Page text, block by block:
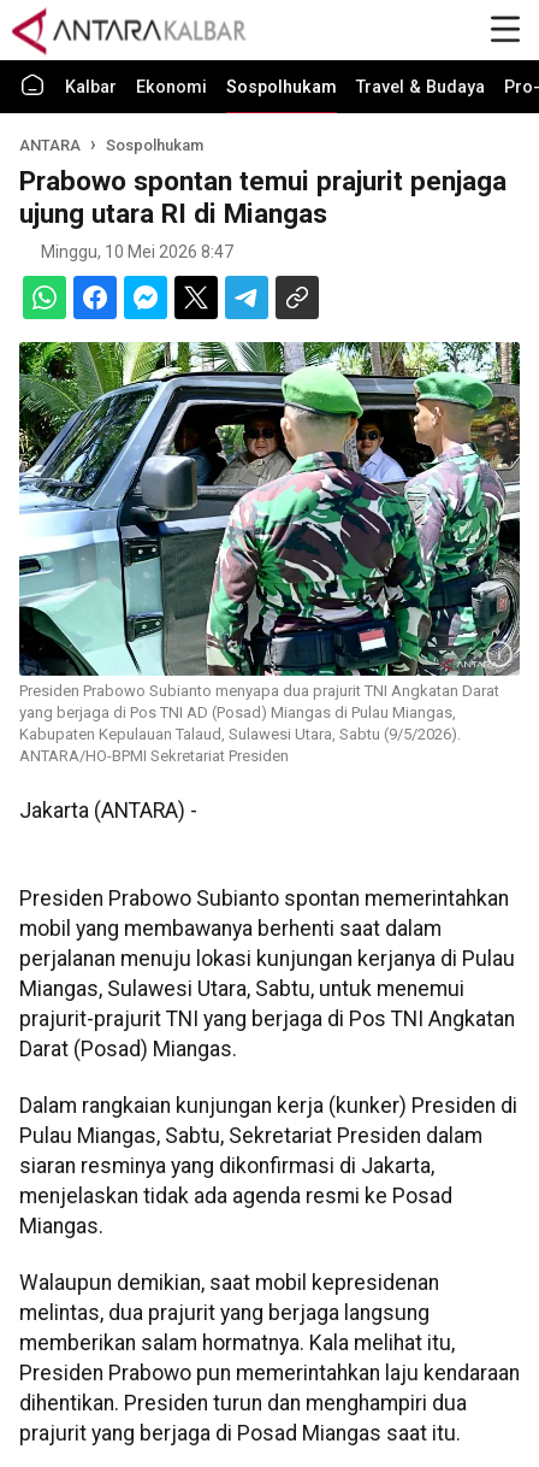
Kalbar Ekonomi Sospolhukam Travel & Budaya
ANTARA Sospolhukam
Prabowo spontan temui prajurit penjaga
ujung utara RI di Miangas
Minggu, 10 Mei 2026 8:47
Presiden Prabowo Subianto menyapa dua prajurit TNI Angkatan Darat
yang berjaga di Pos TNI AD (Posad) Miangas di Pulau Miangas,
Kabupaten Kepulauan Talaud, Sulawesi Utara, Sabtu (9/5/2026).
ANTARA/HO-BPMI Sekretariat Presiden
Jakarta (ANTARA) -
Presiden Prabowo Subianto spontan memerintahkan
mobil yang membawanya berhenti saat dalam
perjalanan menuju lokasi kunjungan kerjanya di Pulau
Miangas, Sulawesi Utara, Sabtu, untuk menemui
prajurit-prajurit TNI yang berjaga di Pos TNI Angkatan
Darat (Posad) Miangas.
Dalam rangkaian kunjungan kerja (kunker) Presiden di
Pulau Miangas, Sabtu, Sekretariat Presiden dalam
siaran resminya yang dikonfirmasi di Jakarta,
menjelaskan tidak ada agenda resmi ke Posad
Miangas.
Walaupun demikian, saat mobil kepresidenan
melintas, dua prajurit yang berjaga langsung
memberikan salam hormatnya. Kala melihat itu,
Presiden Prabowo pun memerintahkan laju kendaraan
dihentikan. Presiden turun dan menghampiri dua
prajurit yang berjaga di Posad Miangas saat itu.